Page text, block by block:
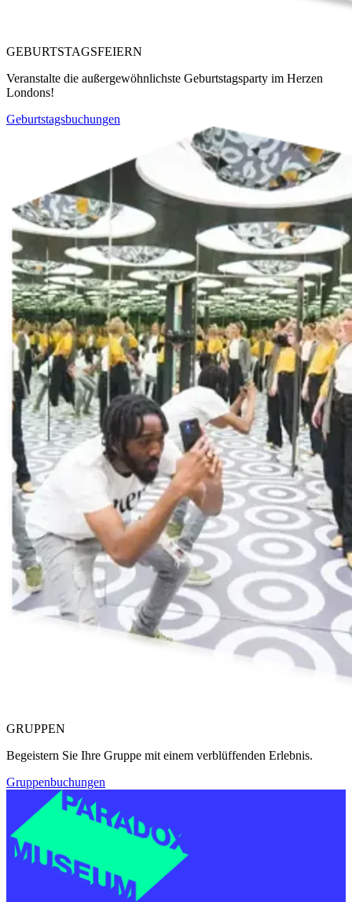
GEBURTSTAGSFEIERN
Veranstalte die außergewöhnlichste Geburtstagsparty im Herzen
Londons!
Geburtstagsbuchungen
GRUPPEN
Begeistern Sie Ihre Gruppe mit einem verblüffenden Erlebnis.
Gruppenbuchungen